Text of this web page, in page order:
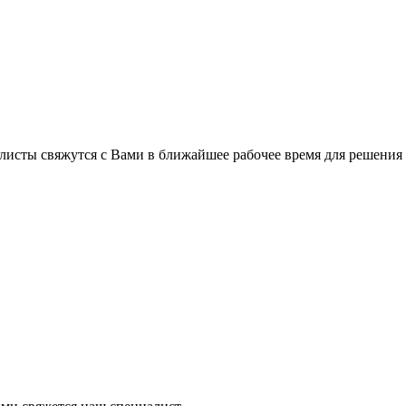
свяжутся с Вами в ближайшее рабочее время для